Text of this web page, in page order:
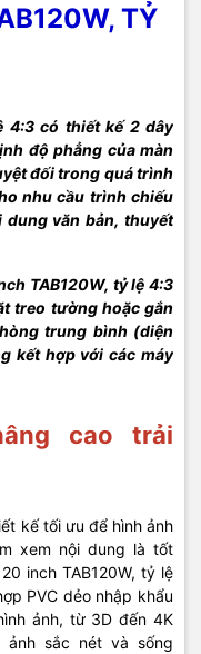
TỶ
4:3 có thiết kế 2 dây
độ phẳng của màn
đối trong quá trình
nhu cầu trình chiếu
văn bản, thuyết
TAB120W, tỷ lệ 4:3
treo tường hoặc gắn
trung bình (diện
kết hợp với các máy
cao trải
kế tối ưu để hình ảnh
xem nội dung là tốt
inch TAB120W, tỷ lệ
PVC dẻo nhập khẩu
ảnh, từ 3D đến 4K
ảnh sắc nét và sống